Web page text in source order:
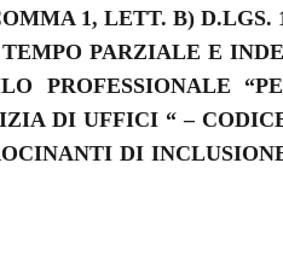
1, LETT. B) D.LGS.
PARZIALE E
PROFESSIONALE “
DI UFFICI “ –
DI